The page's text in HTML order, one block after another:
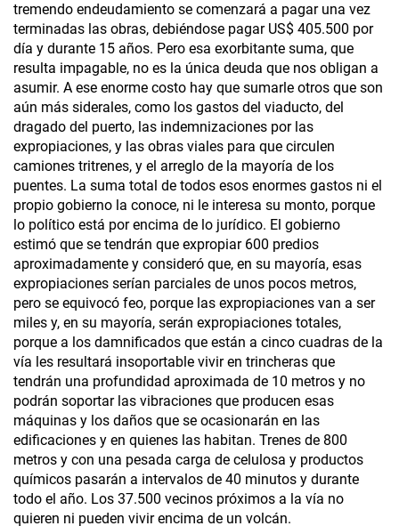
tremendo endeudamiento se comenzará a pagar una vez
terminadas las obras, debiéndose pagar US$ 405.500 por
día y durante 15 años. Pero esa exorbitante suma, que
resulta impagable, no es la única deuda que nos obligan a
asumir. A ese enorme costo hay que sumarle otros que son
aún más siderales, como los gastos del viaducto, del
dragado del puerto, las indemnizaciones por las
expropiaciones, y las obras viales para que circulen
camiones tritrenes, y el arreglo de la mayoría de los
puentes. La suma total de todos esos enormes gastos ni el
propio gobierno la conoce, ni le interesa su monto, porque
lo político está por encima de lo jurídico. El gobierno
estimó que se tendrán que expropiar 600 predios
aproximadamente y consideró que, en su mayoría, esas
expropiaciones serían parciales de unos pocos metros,
pero se equivocó feo, porque las expropiaciones van a ser
miles y, en su mayoría, serán expropiaciones totales,
porque a los damnificados que están a cinco cuadras de la
vía les resultará insoportable vivir en trincheras que
tendrán una profundidad aproximada de 10 metros y no
podrán soportar las vibraciones que producen esas
máquinas y los daños que se ocasionarán en las
edificaciones y en quienes las habitan. Trenes de 800
metros y con una pesada carga de celulosa y productos
químicos pasarán a intervalos de 40 minutos y durante
todo el año. Los 37.500 vecinos próximos a la vía no
quieren ni pueden vivir encima de un volcán.